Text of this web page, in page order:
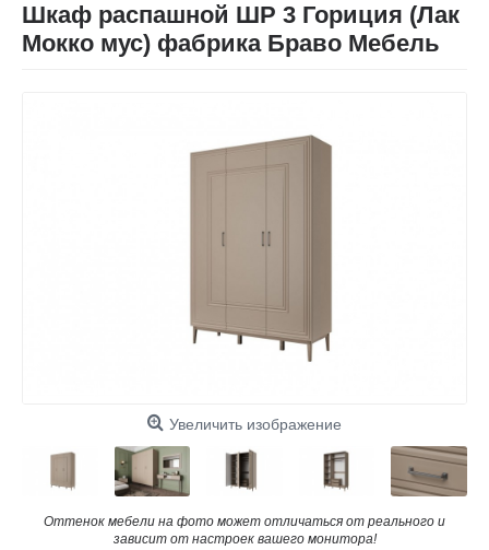
Шкаф распашной ШР 3 Гориция (Лак
Мокко мус) фабрика Браво Мебель
Увеличить изображение
Оттенок мебели на фото может отличаться от реального и
зависит от настроек вашего монитора!